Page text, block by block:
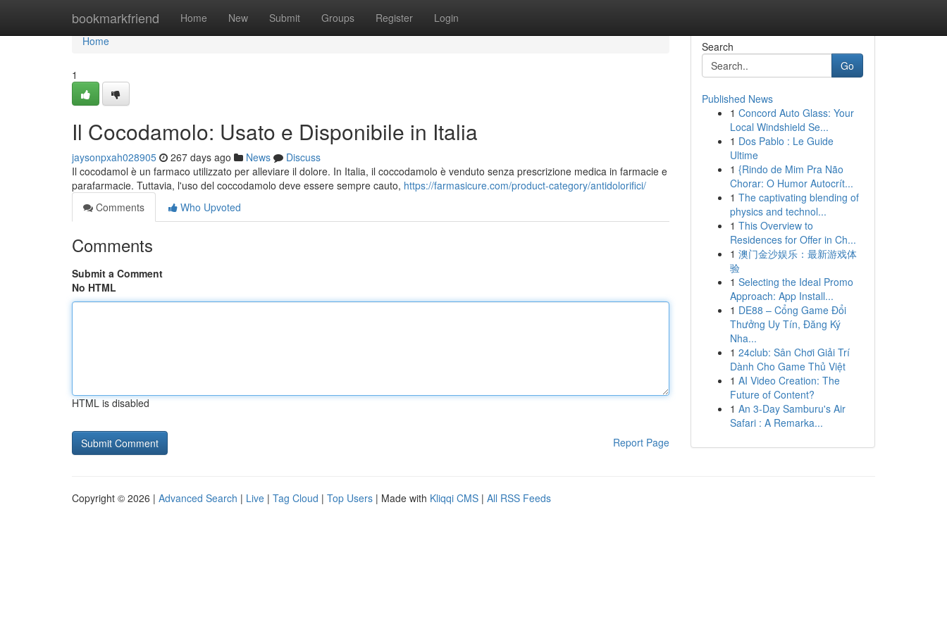
bookmarkfriend Home New Submit Groups Register Login
Home
Home
1
Il Cocodamolo: Usato e Disponibile in Italia
jaysonpxah028905 267 days ago News
Discuss
Il cocodamol è un farmaco utilizzato per alleviare il dolore. In Italia, il coccodamolo è venduto senza prescrizione medica in farmacie e
parafarmacie. Tuttavia, l'uso del coccodamolo deve essere sempre cauto, https://farmasicure.com/product-category/antidolorifici/
Comments
Who Upvoted
Comments
Submit a Comment
No HTML
HTML is disabled
Report Page
Search
Go
Published News
1 Concord Auto Glass: Your
Local Windshield Se...
1 Dos Pablo : Le Guide
Ultime
1 {Rindo de Mim Pra Não
Chorar: O Humor Autocrít...
1 The captivating blending of
physics and technol...
1 This Overview to
Residences for Offer in Ch...
1 澳门金沙娱乐：最新游戏体
验
1 Selecting the Ideal Promo
Approach: App Install...
1 DE88 – Cổng Game Đổi
Thưởng Uy Tín, Đăng Ký
Nha...
1 24club: Sân Chơi Giải Trí
Dành Cho Game Thủ Việt
1 AI Video Creation: The
Future of Content?
1 An 3-Day Samburu's Air
Safari : A Remarka...
Copyright © 2026 | Advanced Search | Live | Tag Cloud | Top Users | Made with Kliqqi CMS | All RSS Feeds